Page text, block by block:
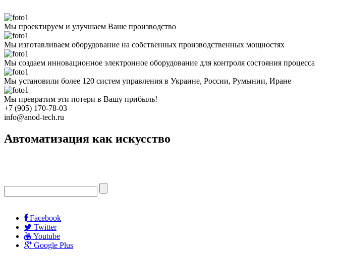
Мы проектируем и улучшаем Ваше производство
Мы изготавливаем оборудование на собственных производственных мощностях
Мы создаем инновационное электронное оборудование для контроля состояния процесса
Мы установили более 120 систем управления в Украине, России, Румынии, Иране
Мы превратим эти потери в Вашу прибыль!
+7 (905) 170-78-03
info@anod-tech.ru
Автоматизация как искусство
Facebook
Twitter
Youtube
Google Plus